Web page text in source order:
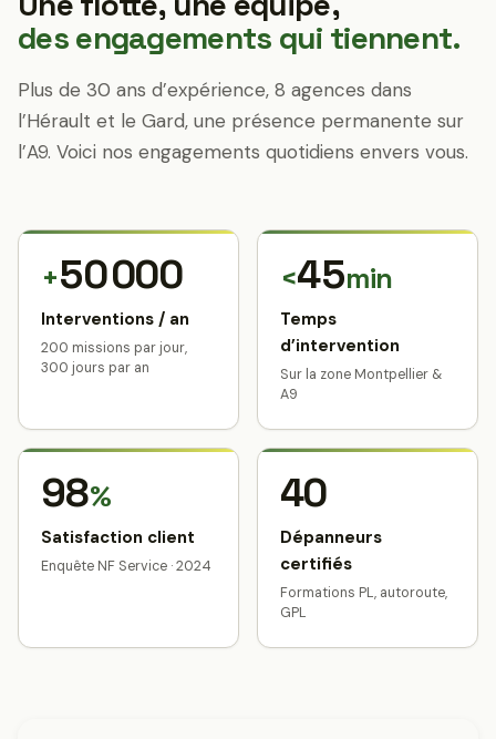
des engagements qui tiennent.
Plus de 30 ans d’expérience, 8 agences dans
l’Hérault et le Gard, une présence permanente sur
l’A9. Voici nos engagements quotidiens envers vous.
+50 000
Interventions / an
200 missions par jour,
300 jours par an
<45min
Temps
d’intervention
Sur la zone Montpellier &
A9
98%
Satisfaction client
Enquête NF Service · 2024
40
Dépanneurs
certifiés
Formations PL, autoroute,
GPL